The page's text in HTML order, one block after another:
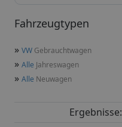
Fahrzeugtypen
» VW Gebrauchtwagen
» Alle Jahreswagen
» Alle Neuwagen
Ergebnisse: